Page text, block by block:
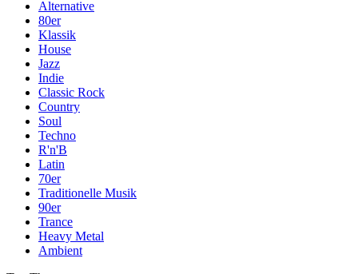
Alternative
80er
Klassik
House
Jazz
Indie
Classic Rock
Country
Soul
Techno
R'n'B
Latin
70er
Traditionelle Musik
90er
Trance
Heavy Metal
Ambient